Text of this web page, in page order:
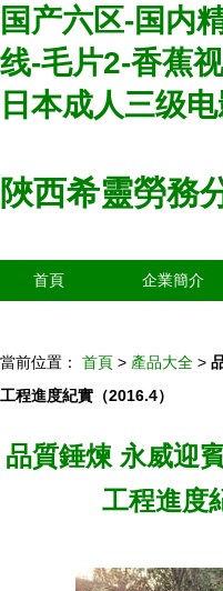
国产六区-国内
线-毛片2-香蕉
日本成人三级
陜西希靈勞務
首頁 企業簡介
當前位置： 首頁 > 產品大全 >
工程進度紀實（2016.4）
品質錘煉 永威迎
工程進度